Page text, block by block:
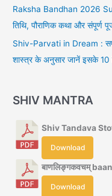
Raksha Bandhan 2026
तिथि, पौराणिक कथा और संपूर्ण
Shiv-Parvati in Dream :
शास्त्र के अनुसार जानें इसके 10
SHIV MANTRA
Shiv Tandava
Download
बाणलिङ्गकवचम्
Download